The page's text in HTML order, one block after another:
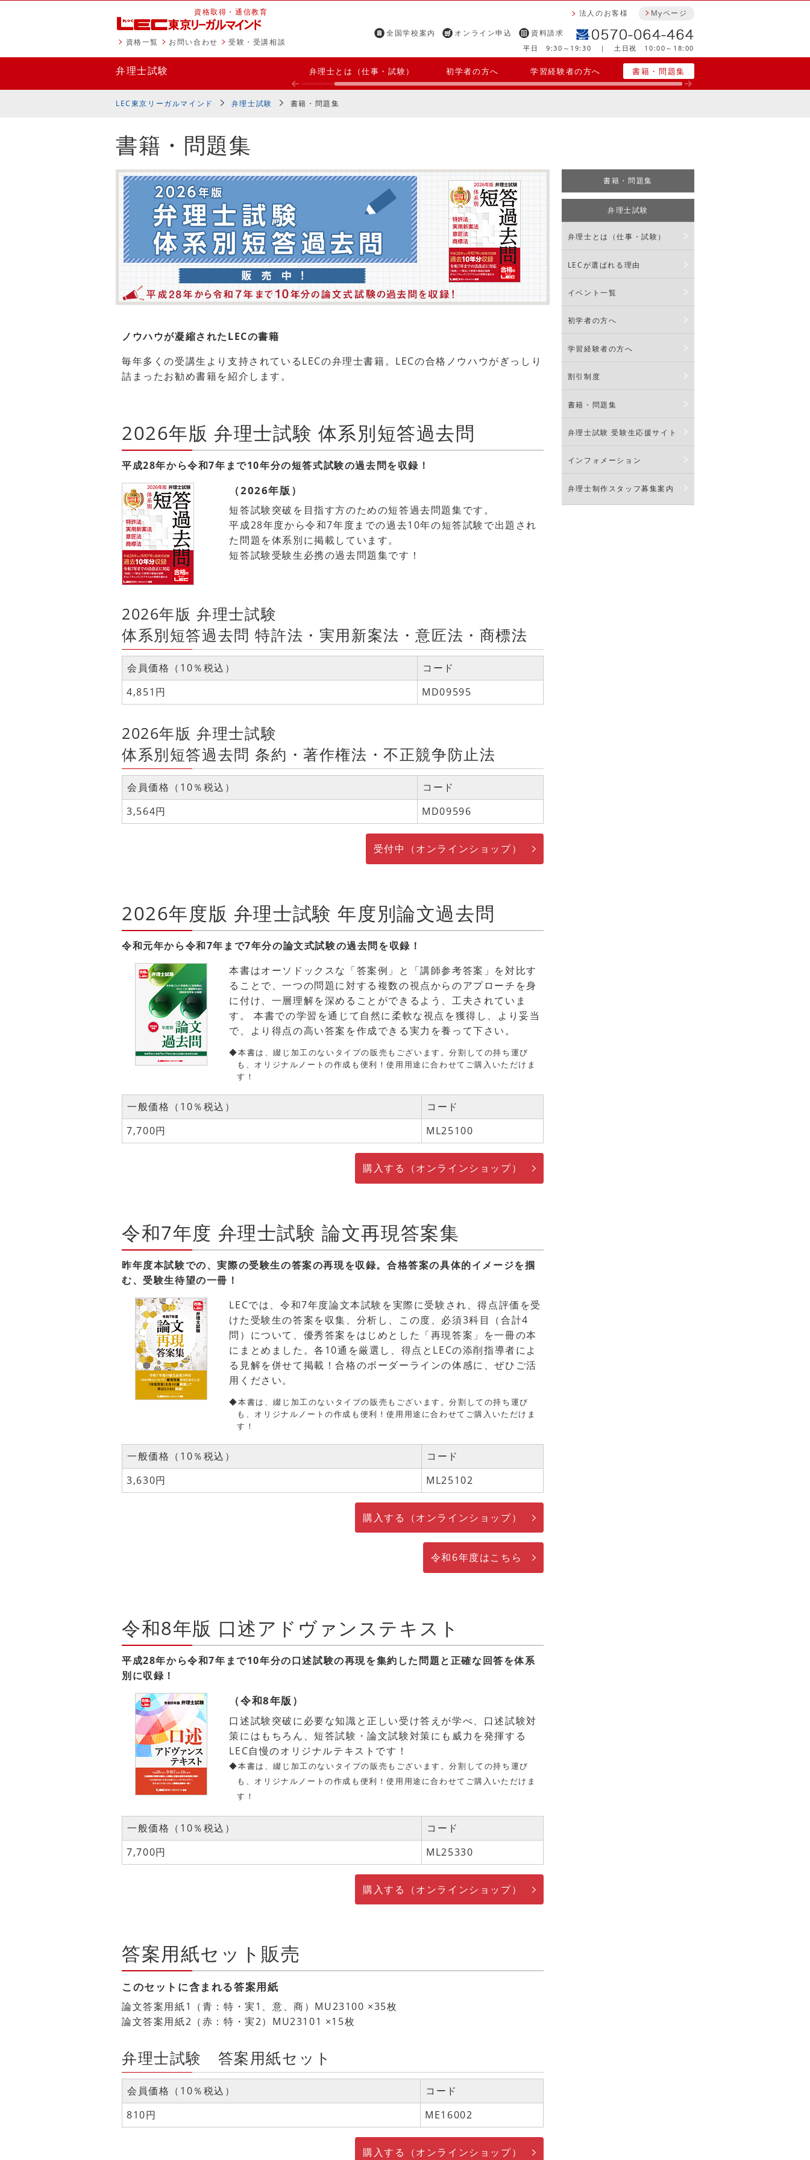
資格取得・通信教育
資格一覧 お問い合わせ 受験・受講相談
全国学校案内 オンライン申込 資料請求
Myページ
法人のお客様
平日 9:30～19:30 ｜ 土日祝 10:00～18:00
弁理士試験 弁理士とは（仕事・試験） 初学者の方へ 学習経験者の方へ 書籍・問題集
LEC東京リーガルマインド 弁理士試験 書籍・問題集
書籍・問題集
ノウハウが凝縮されたLECの書籍
毎年多くの受講生より支持されているLECの弁理士書籍。LECの合格ノウハウがぎっしり
詰まったお勧め書籍を紹介します。
2026年版 弁理士試験 体系別短答過去問
平成28年から令和7年まで10年分の短答式試験の過去問を収録！
（2026年版）
短答試験突破を目指す方のための短答過去問題集です。
平成28年度から令和7年度までの過去10年の短答試験で出題され
た問題を体系別に掲載しています。
短答試験受験生必携の過去問題集です！
2026年版 弁理士試験
体系別短答過去問 特許法・実用新案法・意匠法・商標法
会員価格（10％税込）
コード
4,851円
MD09595
2026年版 弁理士試験
体系別短答過去問 条約・著作権法・不正競争防止法
会員価格（10％税込）
コード
3,564円
MD09596
受付中（オンラインショップ）
2026年度版 弁理士試験 年度別論文過去問
令和元年から令和7年まで7年分の論文式試験の過去問を収録！
本書はオーソドックスな「答案例」と「講師参考答案」を対比す
ることで、一つの問題に対する複数の視点からのアプローチを身
に付け、一層理解を深めることができるよう、工夫されていま
す。 本書での学習を通じて自然に柔軟な視点を獲得し、より妥当
で、より得点の高い答案を作成できる実力を養って下さい。
◆本書は、綴じ加工のないタイプの販売もございます。分割しての持ち運び
も、オリジナルノートの作成も便利！使用用途に合わせてご購入いただけま
す！
一般価格（10％税込）
コード
7,700円
ML25100
購入する（オンラインショップ）
令和7年度 弁理士試験 論文再現答案集
昨年度本試験での、実際の受験生の答案の再現を収録。合格答案の具体的イメージを掴
む、受験生待望の一冊！
LECでは、令和7年度論文本試験を実際に受験され、得点評価を受
けた受験生の答案を収集、分析し、この度、必須3科目（合計4
問）について、優秀答案をはじめとした「再現答案」を一冊の本
にまとめました。各10通を厳選し、得点とLECの添削指導者によ
る見解を併せて掲載！合格のボーダーラインの体感に、ぜひご活
用ください。
◆本書は、綴じ加工のないタイプの販売もございます。分割しての持ち運び
も、オリジナルノートの作成も便利！使用用途に合わせてご購入いただけま
す！
一般価格（10％税込）
コード
3,630円
ML25102
購入する（オンラインショップ）
令和6年度はこちら
令和8年版 口述アドヴァンステキスト
平成28年から令和7年まで10年分の口述試験の再現を集約した問題と正確な回答を体系
別に収録！
（令和8年版）
口述試験突破に必要な知識と正しい受け答えが学べ、口述試験対
策にはもちろん、短答試験・論文試験対策にも威力を発揮する
LEC自慢のオリジナルテキストです！
◆本書は、綴じ加工のないタイプの販売もございます。分割しての持ち運び
も、オリジナルノートの作成も便利！使用用途に合わせてご購入いただけま
す！
一般価格（10％税込）
コード
7,700円
ML25330
購入する（オンラインショップ）
答案用紙セット販売
このセットに含まれる答案用紙
論文答案用紙1（青：特・実1、意、商）MU23100 ×35枚
論文答案用紙2（赤：特・実2）MU23101 ×15枚
弁理士試験 答案用紙セット
会員価格（10％税込）
コード
810円
ME16002
購入する（オンラインショップ）
書籍・問題集
弁理士試験
弁理士とは（仕事・試験）
LECが選ばれる理由
イベント一覧
初学者の方へ
学習経験者の方へ
割引制度
書籍・問題集
弁理士試験 受験生応援サイト
インフォメーション
弁理士制作スタッフ募集案内